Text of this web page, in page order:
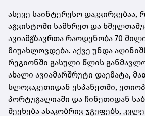
ასევე საინტერესო დაკვირვებაა,
აგვისტოში სამხრეთ და
ავიამგზავრთა რაოდენობა 70
მიუახლოვდება. აქვე უნდა
რეგიონში გასული წლის
ახალი ავიამარშრუტი დაემატა,
სლოვაკეთიდან ესპანეთში,
პორტუგალიაში და ჩინეთიდან
შეეხება ასაკობრივ ჯგუფებს,